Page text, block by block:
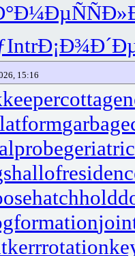
Ð¼ÐµÑÑ
Intr
15:16
kerrrotation